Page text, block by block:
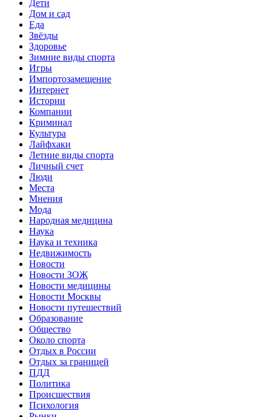
Дети
Дом и сад
Еда
Звёзды
Здоровье
Зимние виды спорта
Игры
Импортозамещение
Интернет
Истории
Компании
Криминал
Культура
Лайфхаки
Летние виды спорта
Личный счет
Люди
Места
Мнения
Мода
Народная медицина
Наука
Наука и техника
Недвижимость
Новости
Новости ЗОЖ
Новости медицины
Новости Москвы
Новости путешествий
Образование
Общество
Около спорта
Отдых в России
Отдых за границей
ПДД
Политика
Происшествия
Психология